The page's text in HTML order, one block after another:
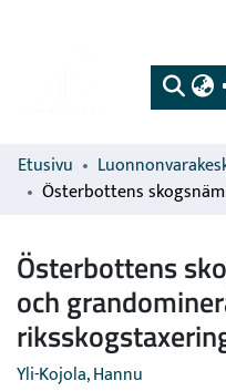
Etusivu
Österbottens
och
Yli-Kojola, Hannu